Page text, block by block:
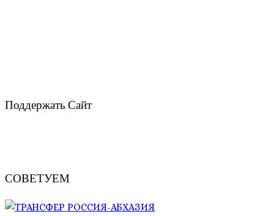
Поддержать Сайт
СОВЕТУЕМ